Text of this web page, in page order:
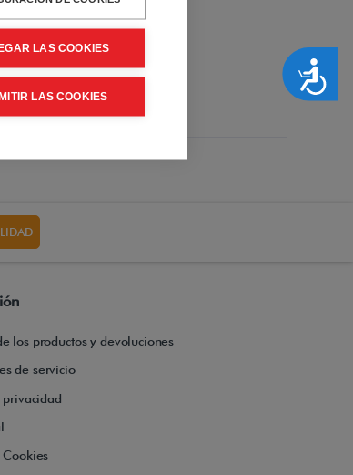
Accesibilidad
los productos y devoluciones
de servicio
privacidad
Cookies
LAS COOKIES
LAS COOKIES